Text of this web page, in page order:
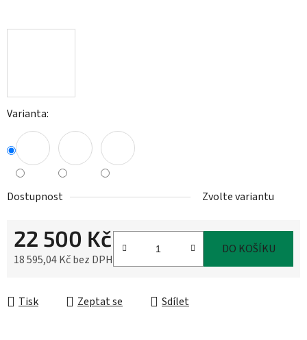
Varianta:
Dostupnost Zvolte variantu
22 500 Kč
18 595,04 Kč bez DPH
DO KOŠÍKU
Tisk Zeptat se Sdílet